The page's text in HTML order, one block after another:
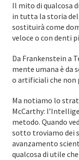
Il mito di qualcosa
in tutta la storia
sostituirà come
veloce o con denti
Da Frankenstein a
mente umana è da
o artificiali che non
Ma notiamo lo
McCarthy:
metodo. Quando
sotto troviamo dei
avanzamento
qualcosa di utile